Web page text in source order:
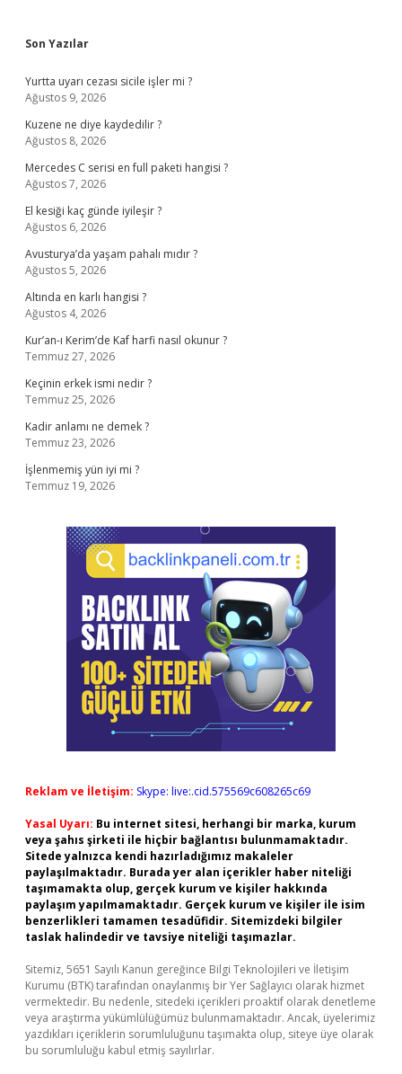
Sidebar
Son Yazılar
Yurtta uyarı cezası sicile işler mi ?
Ağustos 9, 2026
Kuzene ne diye kaydedilir ?
Ağustos 8, 2026
Mercedes C serisi en full paketi hangisi ?
Ağustos 7, 2026
El kesiği kaç günde iyileşir ?
Ağustos 6, 2026
Avusturya’da yaşam pahalı mıdır ?
Ağustos 5, 2026
Altında en karlı hangisi ?
Ağustos 4, 2026
Kur’an-ı Kerim’de Kaf harfi nasıl okunur ?
Temmuz 27, 2026
Keçinin erkek ismi nedir ?
Temmuz 25, 2026
Kadir anlamı ne demek ?
Temmuz 23, 2026
İşlenmemiş yün iyi mi ?
Temmuz 19, 2026
Reklam ve İletişim: Skype: live:.cid.575569c608265c69
Yasal Uyarı: Bu internet sitesi, herhangi bir marka, kurum
veya şahıs şirketi ile hiçbir bağlantısı bulunmamaktadır.
Sitede yalnızca kendi hazırladığımız makaleler
paylaşılmaktadır. Burada yer alan içerikler haber niteliği
taşımamakta olup, gerçek kurum ve kişiler hakkında
paylaşım yapılmamaktadır. Gerçek kurum ve kişiler ile isim
benzerlikleri tamamen tesadüfidir. Sitemizdeki bilgiler
taslak halindedir ve tavsiye niteliği taşımazlar.
Sitemiz, 5651 Sayılı Kanun gereğince Bilgi Teknolojileri ve İletişim
Kurumu (BTK) tarafından onaylanmış bir Yer Sağlayıcı olarak hizmet
vermektedir. Bu nedenle, sitedeki içerikleri proaktif olarak denetleme
veya araştırma yükümlülüğümüz bulunmamaktadır. Ancak, üyelerimiz
yazdıkları içeriklerin sorumluluğunu taşımakta olup, siteye üye olarak
bu sorumluluğu kabul etmiş sayılırlar.